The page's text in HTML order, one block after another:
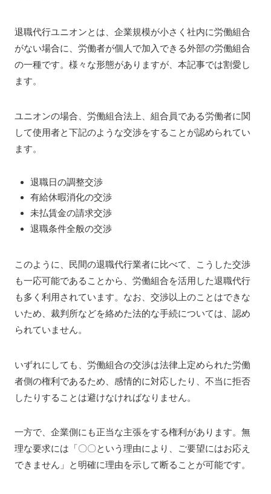
退職代行ユニオンとは、企業規模が小さく社内に労働組合
がない場合に、労働者が個人で加入できる外部の労働組合
の一種です。様々な形態がありますが、本記事では割愛し
ます。
ユニオンの場合、労働組合法上、組合員である労働者に関
して使用者と下記のような交渉をすることが認められてい
ます。
退職日の調整交渉
有給休暇消化の交渉
未払賃金の請求交渉
退職条件全般の交渉
このように、民間の退職代行業者に比べて、こうした交渉
も一応可能であることから、労働組合を活用した退職代行
も多く利用されています。なお、交渉以上のことはできな
いため、裁判所などを絡めた法的な手続については、認め
られていません。
いずれにしても、労働組合の交渉は法律上定められた労働
者側の権利であるため、感情的に対応したり、不当に拒否
したりすることは避けなければなりません。
一方で、企業側にも正当な主張をする権利があります。無
理な要求には「〇〇という理由により、ご要望にはお応え
できません」と明確に理由を示して断ることが可能です。